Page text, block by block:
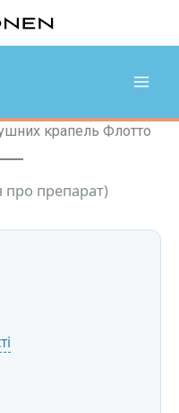
крапель Флотто
про препарат)